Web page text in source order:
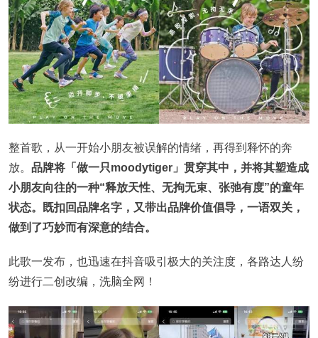
整首歌，从一开始小朋友被误解的情绪，再得到释怀的奔
放。 品牌将「做一只moodytiger」贯穿其中，并将其塑造成
小朋友向往的一种“释放天性、无拘无束、张弛有度”的童年
状态。既扣回品牌名字，又带出品牌价值倡导，一语双关，
做到了巧妙而有深意的结合。
此歌一发布，也迅速在抖音吸引极大的关注度，各路达人纷
纷进行二创改编，洗脑全网！